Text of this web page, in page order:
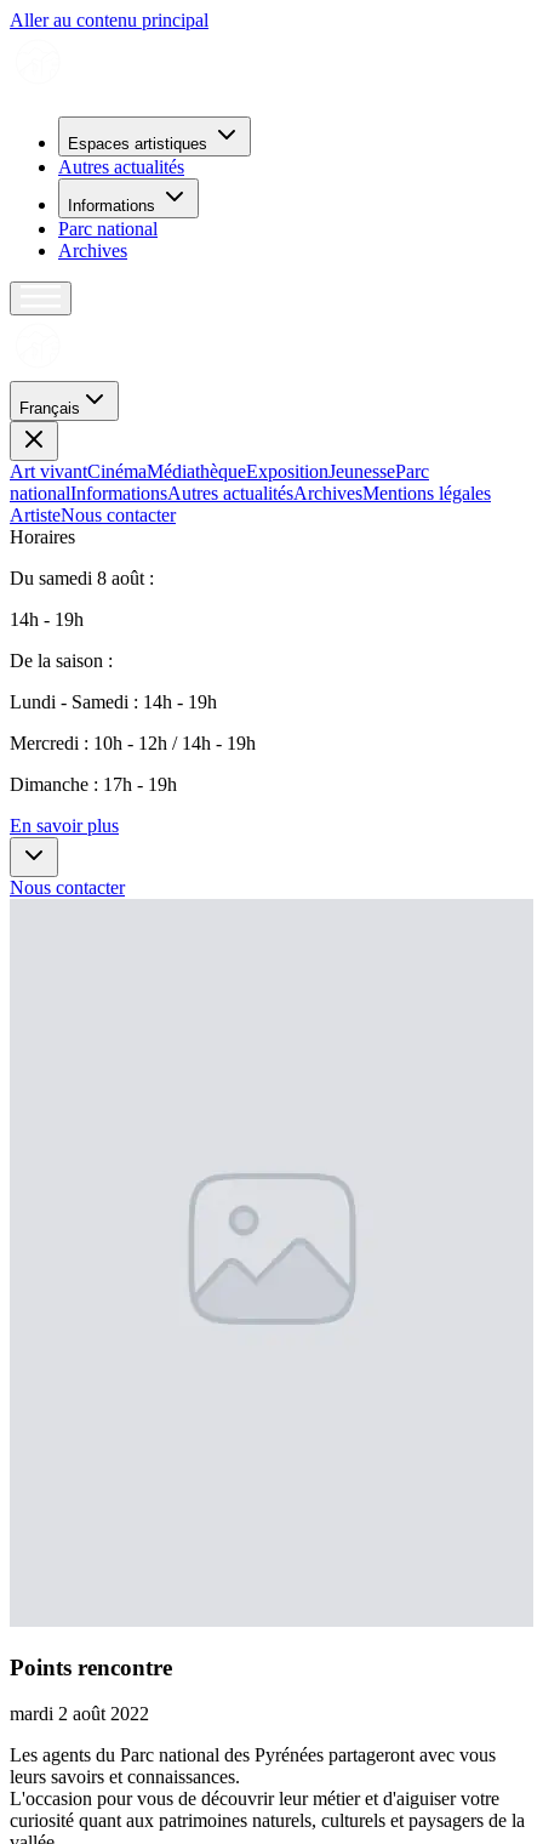
Aller au contenu principal
Espaces artistiques
Autres actualités
Informations
Parc national
Archives
Français
Art vivantCinémaMédiathèqueExpositionJeunesseParc
nationalInformationsAutres actualitésArchivesMentions légales
ArtisteNous contacter
Horaires
Du samedi 8 août :
14h - 19h
De la saison :
Lundi - Samedi : 14h - 19h
Mercredi : 10h - 12h / 14h - 19h
Dimanche : 17h - 19h
En savoir plus
Nous contacter
Points rencontre
mardi 2 août 2022
Les agents du Parc national des Pyrénées partageront avec vous
leurs savoirs et connaissances.
L'occasion pour vous de découvrir leur métier et d'aiguiser votre
curiosité quant aux patrimoines naturels, culturels et paysagers de la